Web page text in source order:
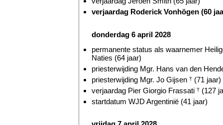
verjaardag Roderick Vonhögen (60
donderdag 6 april 2028
permanente status als waarnemer
Naties (64 jaar)
priesterwijding Mgr. Hans van den
priesterwijding Mgr. Jo Gijsen † (71 jaar)
verjaardag Pier Giorgio Frassati † (127
startdatum WJD Argentinië (41 jaar)